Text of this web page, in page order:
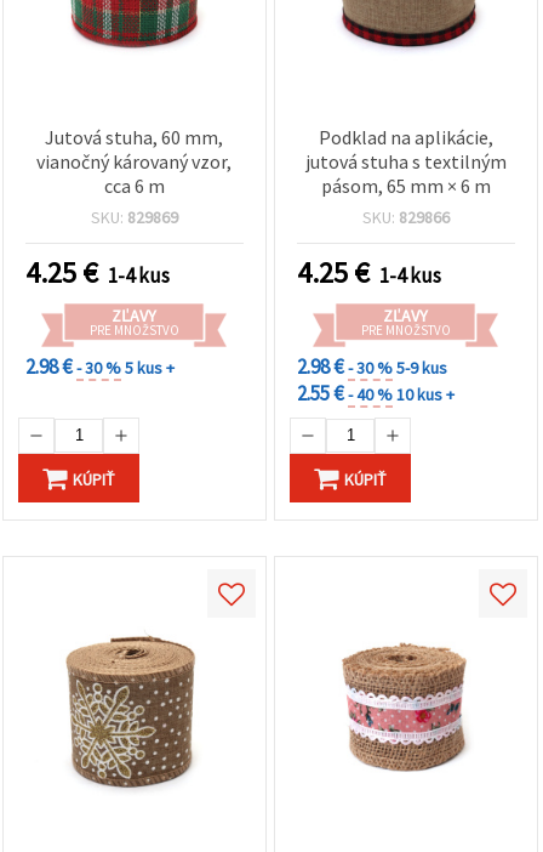
Jutová stuha, 60 mm,
vianočný károvaný vzor,
cca 6 m
SKU: 829869
4.25€ 1-4 kus
ZĽAVY
PRE MNOŽSTVO
2.98 €- 30 %5 kus +
KÚPIŤ
Podklad na aplikácie,
jutová stuha s textilným
pásom, 65 mm × 6 m
SKU: 829866
4.25€ 1-4 kus
ZĽAVY
PRE MNOŽSTVO
2.98 €- 30 %5-9 kus
2.55 €- 40 %10 kus +
KÚPIŤ